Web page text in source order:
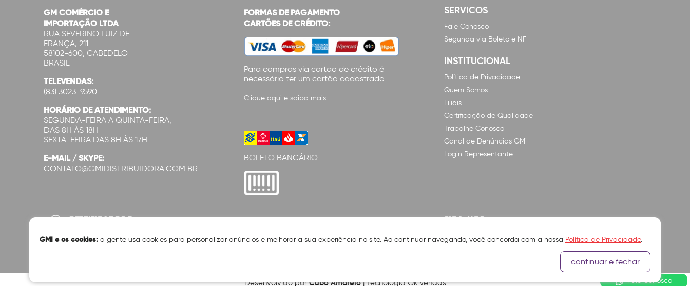
GM COMÉRCIO E
IMPORTAÇÃO LTDA
RUA SEVERINO LUIZ DE
FRANÇA, 211
58102-600, CABEDELO
BRASIL
TELEVENDAS:
(83) 3023-9590
HORÁRIO DE ATENDIMENTO:
SEGUNDA-FEIRA A QUINTA-FEIRA,
DAS 8H ÀS 18H
SEXTA-FEIRA DAS 8H ÀS 17H
E-MAIL / SKYPE:
CONTATO@GMIDISTRIBUIDORA.COM.BR
FORMAS DE PAGAMENTO
CARTÕES DE CRÉDITO:
Para compras via cartão de crédito é
necessário ter um cartão cadastrado.
Clique aqui e saiba mais.
BOLETO BANCÁRIO
SERVICOS
Fale Conosco
Segunda via Boleto e NF
INSTITUCIONAL
Política de Privacidade
Quem Somos
Filiais
Certificação de Qualidade
Trabalhe Conosco
Canal de Denúncias GMi
Login Representante
CERTIFICADOS E
SIGA-NOS
Desenvolvido porCubo Amarelo| Tecnologia Ok Vendas
GMI e os cookies: a gente usa cookies para personalizar anúncios e melhorar a sua experiência no site. Ao continuar navegando, você concorda com a nossa Política de Privacidade.
continuar e fechar
Fale Conosco